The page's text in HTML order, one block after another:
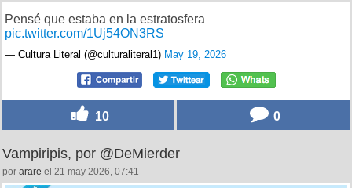
Qué susto, por @culturaliteral1
porpaulatopel 19 may 2026, 13:36
Pensé que estaba en la estratosfera
pic.twitter.com/1Uj54ON3RS
— Cultura Literal (@culturaliteral1)May 19, 2026
10